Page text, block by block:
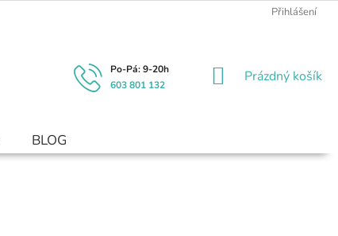
Přihlášení
603 801 132
NÁKUPNÍ
Prázdný košík
BLOG